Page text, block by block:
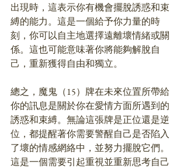
出現時，這表示你有機會擺脫誘惑和束
縛的能力。這是一個給予你力量的時
刻，你可以自主地選擇遠離壞情緒或關
係。這也可能意味著你將能夠解脫自
己，重新獲得自由和獨立。
總之，魔鬼（15）牌在未來位置所帶給
你的訊息是關於你在愛情方面所遇到的
誘惑和束縛。無論這張牌是正位還是逆
位，都提醒著你需要警醒自己是否陷入
了壞的情感網絡中，並努力擺脫它們。
這是一個需要引起重視並重新思考自己